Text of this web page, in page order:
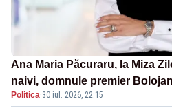
Ana Maria Păcuraru, la Miza
naivi, domnule premier
Politica·30 iul. 2026, 22:15